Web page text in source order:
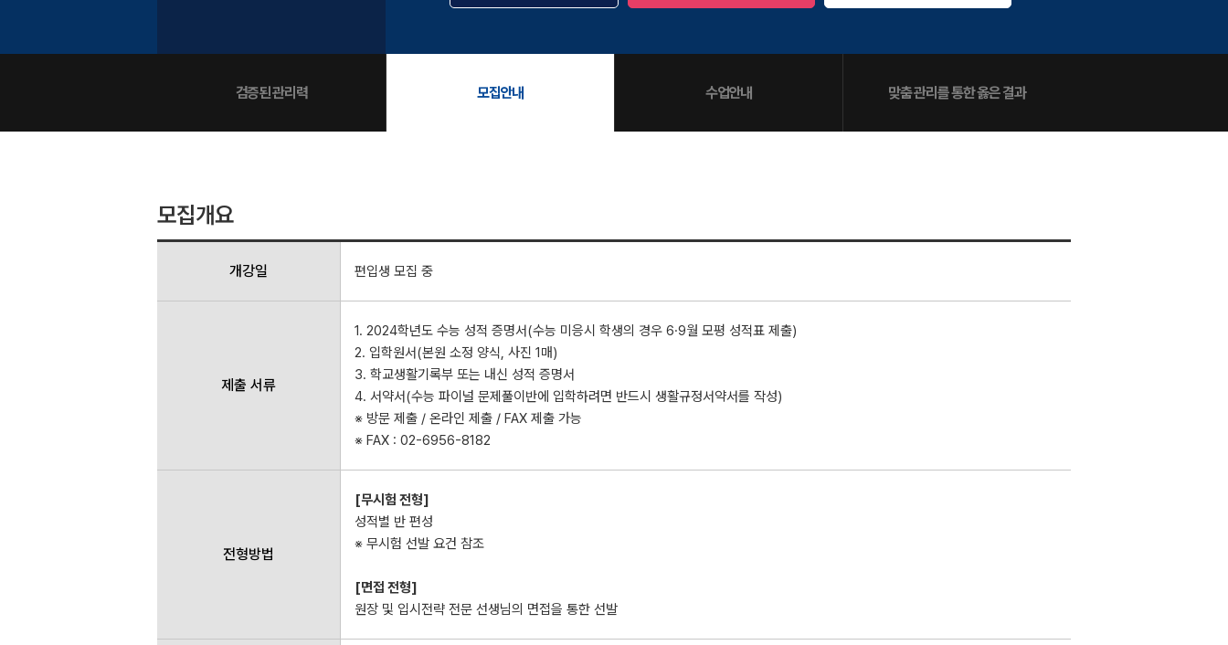
단과 온라인 결제 안내
검증된 관리력 모집안내 수업안내 맞춤 관리를 통한 옳은 결과
모집개요
개강일 편입생 모집 중
제출 서류
1. 2024학년도 수능 성적 증명서(수능 미응시 학생의 경우 6·9월 모평 성적표 제출)
2. 입학원서(본원 소정 양식, 사진 1매)
3. 학교생활기록부 또는 내신 성적 증명서
4. 서약서(수능 파이널 문제풀이반에 입학하려면 반드시 생활규정서약서를 작성)
※ 방문 제출 / 온라인 제출 / FAX 제출 가능
※ FAX : 02-6956-8182
전형방법
[무시험 전형]
성적별 반 편성
※ 무시험 선발 요건 참조
[면접 전형]
원장 및 입시전략 전문 선생님의 면접을 통한 선발